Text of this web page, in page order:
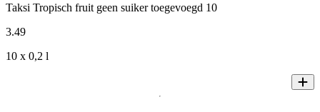
Taksi Tropisch fruit geen suiker toegevoegd 10
3.49
10 x 0,2 l